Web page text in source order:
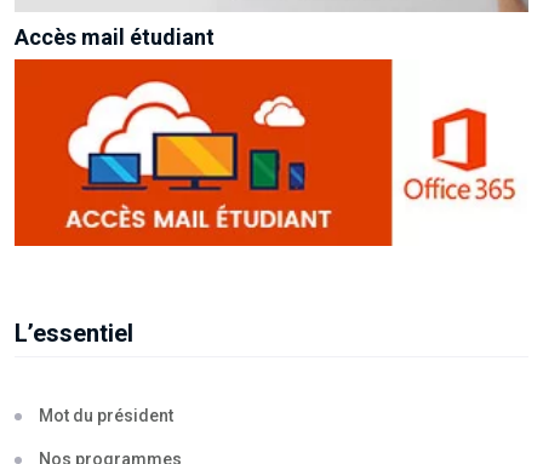
Accès mail étudiant
L’essentiel
Mot du président
Nos programmes